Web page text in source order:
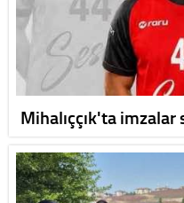
Mihalıççık'ta